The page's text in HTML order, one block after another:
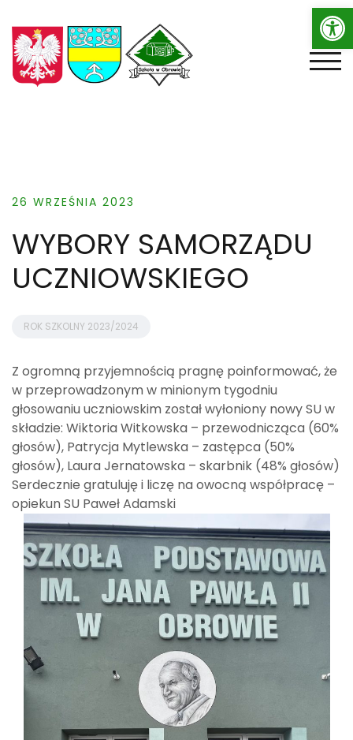
to
content
26 WRZEŚNIA 2023
WYBORY SAMORZĄDU
UCZNIOWSKIEGO
ROK SZKOLNY 2023/2024
Z ogromną przyjemnością pragnę poinformować, że
w przeprowadzonym w minionym tygodniu
głosowaniu uczniowskim został wyłoniony nowy SU w
składzie: Wiktoria Witkowska – przewodnicząca (60%
głosów), Patrycja Mytlewska – zastępca (50%
głosów), Laura Jernatowska – skarbnik (48% głosów)
Serdecznie gratuluję i liczę na owocną współpracę –
opiekun SU Paweł Adamski